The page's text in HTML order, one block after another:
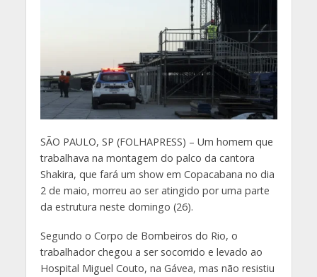
SÃO PAULO, SP (FOLHAPRESS) – Um homem que
trabalhava na montagem do palco da cantora
Shakira, que fará um show em Copacabana no dia
2 de maio, morreu ao ser atingido por uma parte
da estrutura neste domingo (26).
Segundo o Corpo de Bombeiros do Rio, o
trabalhador chegou a ser socorrido e levado ao
Hospital Miguel Couto, na Gávea, mas não resistiu